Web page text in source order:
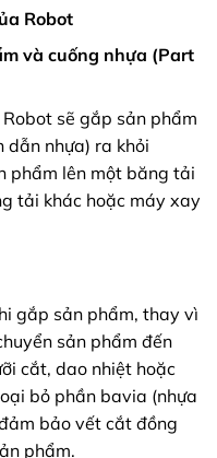
Robot
và cuống nhựa (Part
sẽ gắp sản phẩm
dẫn nhựa) ra khỏi
phẩm lên một băng tải
tải khác hoặc máy xay
gắp sản phẩm, thay vì
sản phẩm đến
cắt, dao nhiệt hoặc
bỏ phần bavia (nhựa
bảo vết cắt đồng
phẩm.